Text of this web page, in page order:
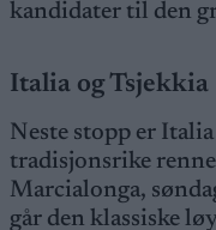
kandidater til den
Italia og Tsjekkia
Neste stopp er
tradisjonsrike
Marcialonga,
går den klassiske